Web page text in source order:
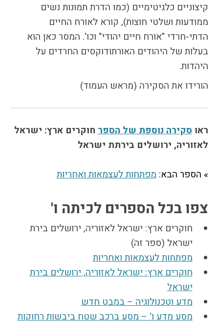
העמותה
חזון החינוך החילוני
הצוות
הקו החם
הצטרפות והתנדבות
הרשמה לעדכונים
קיצוניים כלגיטימיים (כמו הדרת תמונות נשים
ממודעות ושלטי חוצות), קורא לאורח החיים
הדתי-חרדי "אורח חיים יהודי" וכו'. המסר כאן הוא
בעלות של היהודים האורתודוקסים החרדים על
היהדות.
הורידו את הסקירה (מראש העמוד)
ראוסקירה נוספת של הספרחוקרים ארץ: ישראל
לאזוריה, ירושלים בירתת ישראל
» הספר הבא:מפתחות לעצמאות ואחריות
צפו בכל הספרים לכיתה ו'
חוקרים ארץ: ישראל לאזוריה, ירושלים בירת
ישראל (ספר זה)
מפתחות לעצמאות ואחריות
חוקרים ארץ: ישראל לאזוריה, ירושלים בירת
ישראל
מדע וטכנולוגיה – במבט חדש
מסע מדע ו' – מסע ברכב שטח ביבשות רחוקות